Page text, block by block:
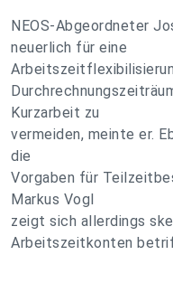
NEOS-Abgeordneter
neuerlich für eine
Kurzarbeit zu
vermeiden, meinte er.
die
Vorgaben für
Markus Vogl
zeigt sich allerdings
Arbeitszeitkonten